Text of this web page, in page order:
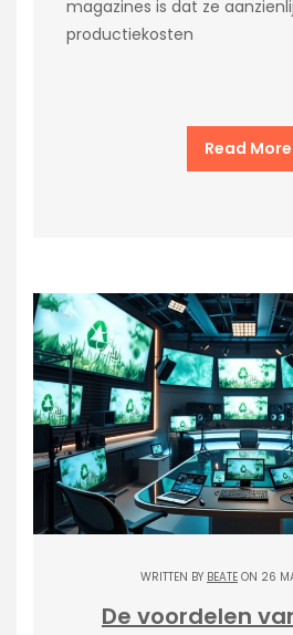
magazines is dat ze
productiekosten
Read More
WRITTEN BY BEATE ON 26
De voordelen